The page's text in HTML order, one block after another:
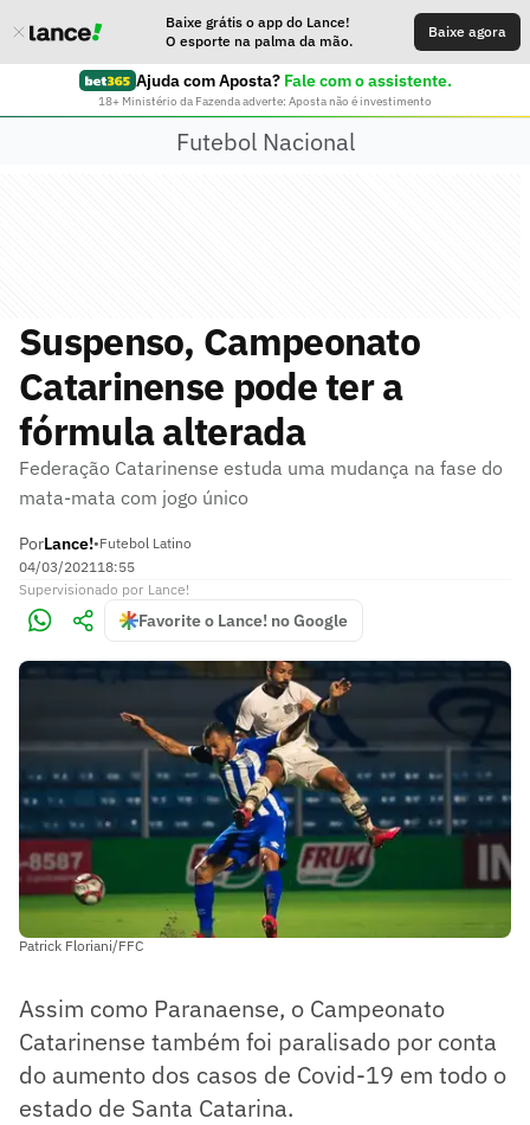
Baixe grátis o app do Lance!
O esporte na palma da mão.
Baixe agora
Ajuda com Aposta? Fale com o assistente.
18+ Ministério da Fazenda adverte: Aposta não é investimento
Futebol Nacional
Suspenso, Campeonato
Catarinense pode ter a
fórmula alterada
Federação Catarinense estuda uma mudança na fase do
mata-mata com jogo único
PorLance!•Futebol Latino
04/03/202118:55
Supervisionado por Lance!
Favorite o Lance! no Google
Patrick Floriani/FFC
Assim como Paranaense, o Campeonato
Catarinense também foi paralisado por conta
do aumento dos casos de Covid-19 em todo o
estado de Santa Catarina.